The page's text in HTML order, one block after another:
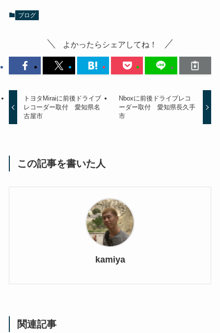
ブログ
よかったらシェアしてね！
トヨタMiraiに前後ドライブ
レコーダー取付 愛知県名
古屋市
Nboxに前後ドライブレコ
ーダー取付 愛知県長久手
市
この記事を書いた人
kamiya
関連記事